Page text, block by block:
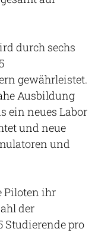
durch sechs
gewährleistet.
Ausbildung
ein neues Labor
und neue
und
Piloten ihr
der
Studierende pro